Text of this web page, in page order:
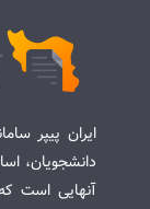
ایران پیپر
دانشجویان،
آنهایی است